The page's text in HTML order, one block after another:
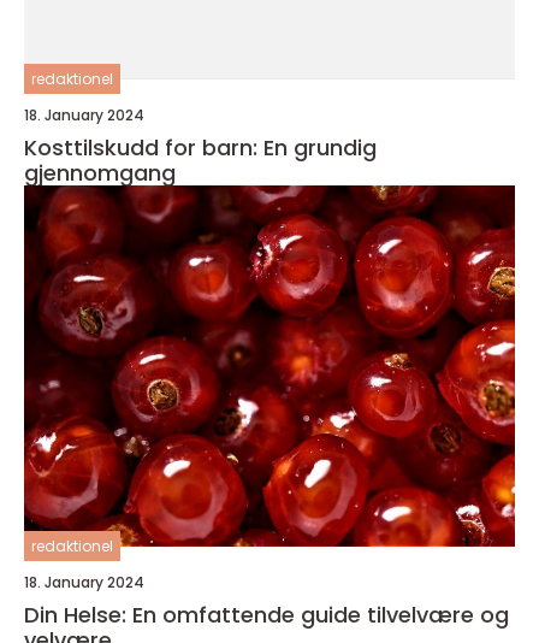
redaktionel
18. January 2024
Kosttilskudd for barn: En grundig
gjennomgang
redaktionel
18. January 2024
Din Helse: En omfattende guide tilvelvære og